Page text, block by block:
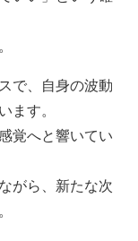
で、自身の波動
ます。
覚へと響いてい
がら、新たな次